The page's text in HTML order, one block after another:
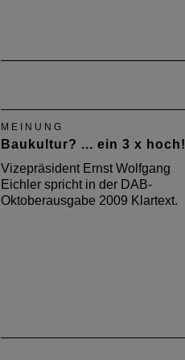
MEINUNG
Baukultur? ... ein 3 x hoch!
Vizepräsident Ernst Wolfgang
Eichler spricht in der DAB-
Oktoberausgabe 2009 Klartext.